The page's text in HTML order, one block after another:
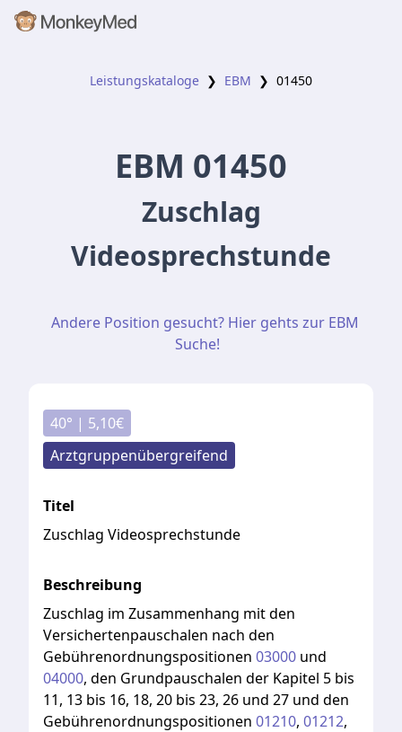
Leistungskataloge ❯ EBM ❯ 01450
EBM 01450
Zuschlag
Videosprechstunde
Andere Position gesucht? Hier gehts zur EBM
Suche!
40° | 5,10€
Arztgruppenübergreifend
Titel
Zuschlag Videosprechstunde
Beschreibung
Zuschlag im Zusammenhang mitden
Versichertenpauschalen nach den
Gebührenordnungspositionen 03000 und
04000, den Grundpauschalen der Kapitel 5 bis
11, 13 bis 16, 18, 20 bis 23, 26 und 27 und den
Gebührenordnungspositionen 01210, 01212,